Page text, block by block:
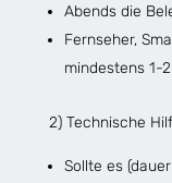
Abends die
Fernseher,
mindestens 1-
2) Technische
Sollte es